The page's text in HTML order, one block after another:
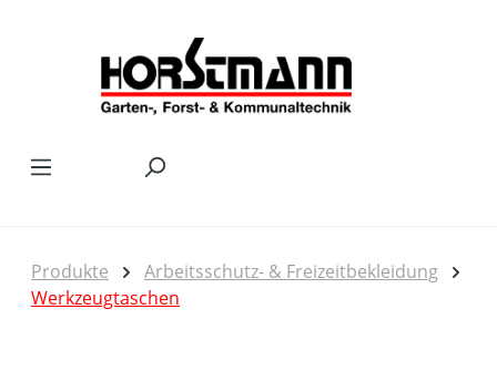
Produkte
Arbeitsschutz- & Freizeitbekleidung
Werkzeugtaschen